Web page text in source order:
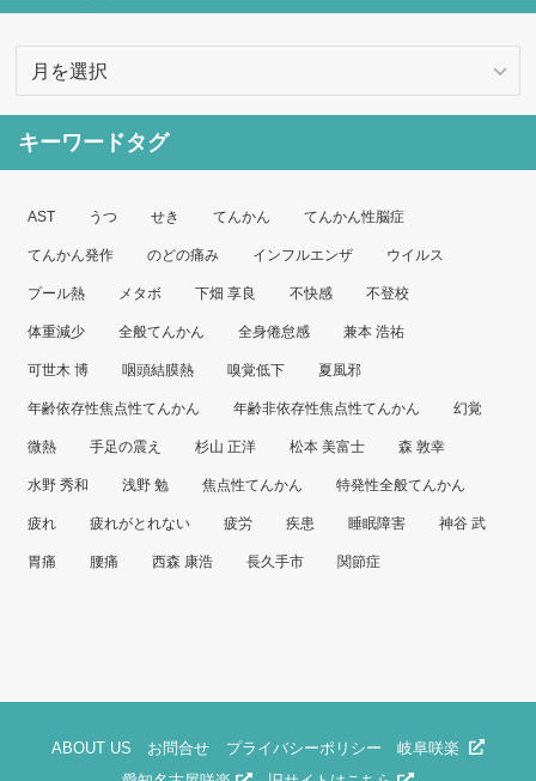
カ
イ
キーワードタグ
AST うつ せき てんかん てんかん性脳症
てんかん発作 のどの痛み インフルエンザ ウイルス
プール熱 メタボ 下畑 享良 不快感 不登校
体重減少 全般てんかん 全身倦怠感 兼本 浩祐
可世木 博 咽頭結膜熱 嗅覚低下 夏風邪
年齢依存性焦点性てんかん 年齢非依存性焦点性てんかん 幻覚
微熱 手足の震え 杉山 正洋 松本 美富士 森 敦幸
水野 秀和 浅野 勉 焦点性てんかん 特発性全般てんかん
疲れ 疲れがとれない 疲労 疾患 睡眠障害 神谷 武
胃痛 腰痛 西森 康浩 長久手市 関節症
ABOUT US お問合せ プライバシーポリシー
岐阜咲楽